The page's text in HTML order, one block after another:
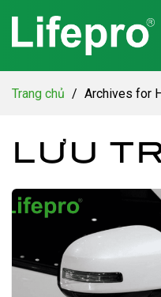
nội
dung
Trang chủ / Archives for
LƯU